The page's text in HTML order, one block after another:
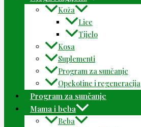
Koža
Lice
Tijelo
Kosa
Suplementi
Program za sunčanje
Opekotine i regeneracija
Program za sunčanje
Mama i beba
Beba